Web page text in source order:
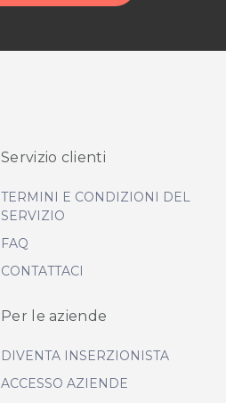
Servizio clienti
TERMINI E CONDIZIONI DEL
SERVIZIO
FAQ
CONTATTACI
Per le aziende
DIVENTA INSERZIONISTA
ACCESSO AZIENDE